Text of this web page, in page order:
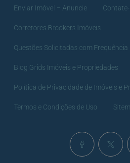
Enviar Imóvel – Anuncie
Corretores Brookers Imóveis
Questões Solicitadas com Frequência
Blog Grids Imóveis e Propriedades
Política de Privacidade de Imóveis e
Termos e Condições de Uso